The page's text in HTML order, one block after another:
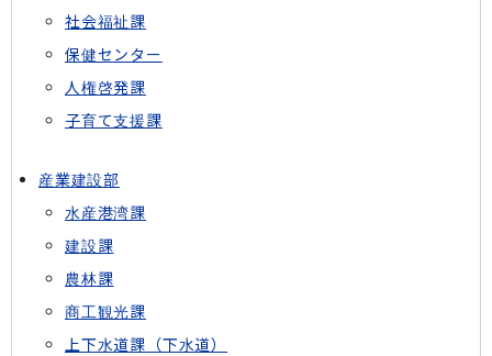
社会福祉課
保健センター
人権啓発課
子育て支援課
産業建設部
水産港湾課
建設課
農林課
商工観光課
上下水道課（下水道）